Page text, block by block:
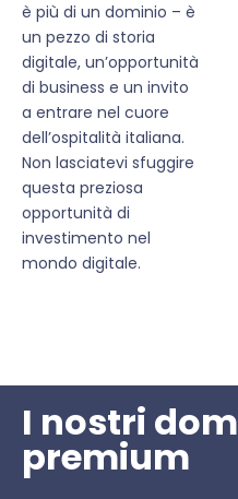
è più di un dominio – è
un pezzo di storia
digitale, un’opportunità
di business e un invito
a entrare nel cuore
dell’ospitalità italiana.
Non lasciatevi sfuggire
questa preziosa
opportunità di
investimento nel
mondo digitale.
I nostri
premium